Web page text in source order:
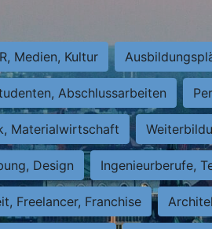
Medien, Kultur
Abschlussarbeiten
Materialwirtschaft
Design Ingenieurberufe,
Freelancer, Franchise